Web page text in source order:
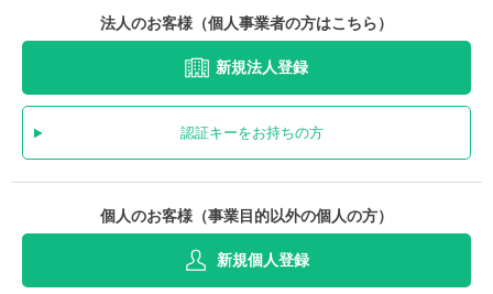
法人のお客様（個人事業者の方はこちら）
新規法人登録
認証キーをお持ちの方
個人のお客様（事業目的以外の個人の方）
新規個人登録